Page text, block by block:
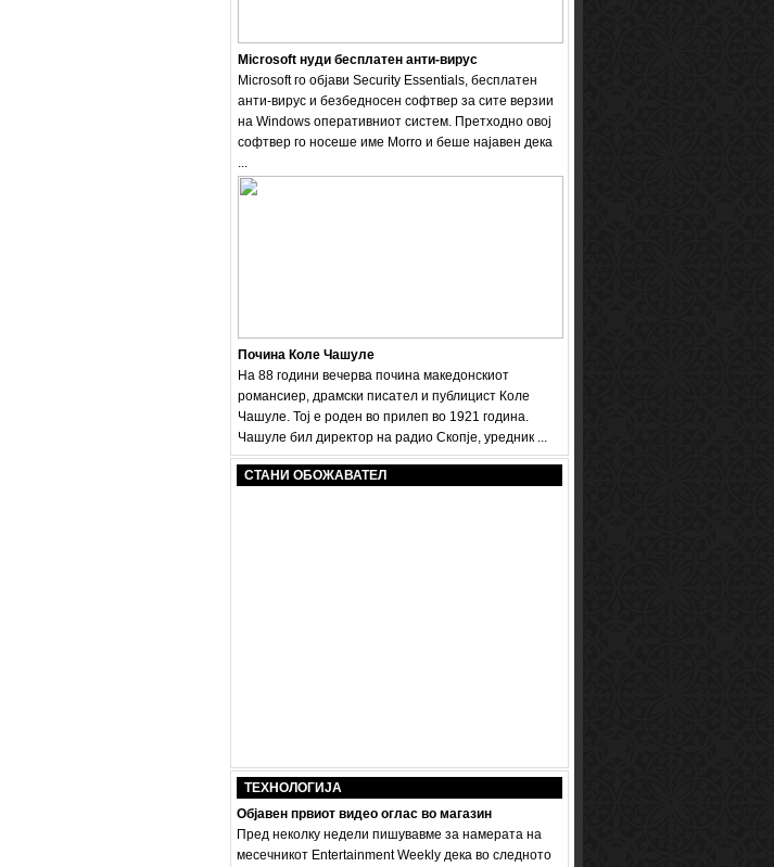
Microsoft нуди бесплатен анти-вирус
Microsoft го објави Security Essentials, бесплатен
анти-вирус и безбедносен софтвер за сите верзии
на Windows оперативниот систем. Претходно овој
софтвер го носеше име Мorro и беше најавен дека
...
Почина Коле Чашуле
На 88 години вечерва почина македонскиот
романсиер, драмски писател и публицист Коле
Чашуле. Тој е роден во прилеп во 1921 година.
Чашуле бил директор на радио Скопје, уредник ...
СТАНИ ОБОЖАВАТЕЛ
ТЕХНОЛОГИЈА
Објавен првиот видео оглас во магазин
Пред неколку недели пишувавме за намерата на
месечникот Entertainment Weekly дека во следното